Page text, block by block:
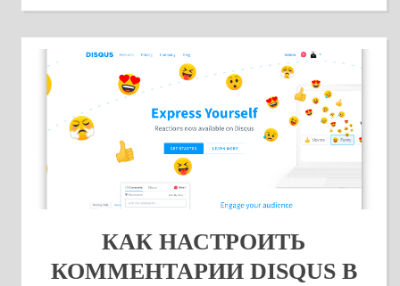
КАК НАСТРОИТЬ
КОММЕНТАРИИ DISQUS В